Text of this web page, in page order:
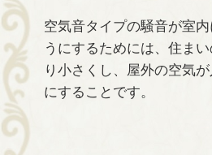
空気音タイプの騒音が室
うにするためには、住ま
り小さくし、屋外の空気
にすることです。